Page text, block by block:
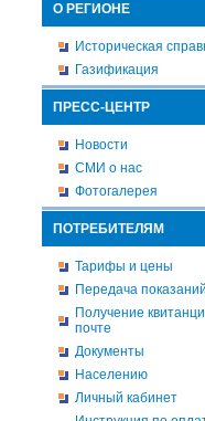
О РЕГИОНЕ
Историческая
Газификация
ПРЕСС-ЦЕНТР
Новости
СМИ о нас
Фотогалерея
ПОТРЕБИТЕЛЯМ
Тарифы и цены
Передача
Получение
почте
Документы
Населению
Личный кабинет